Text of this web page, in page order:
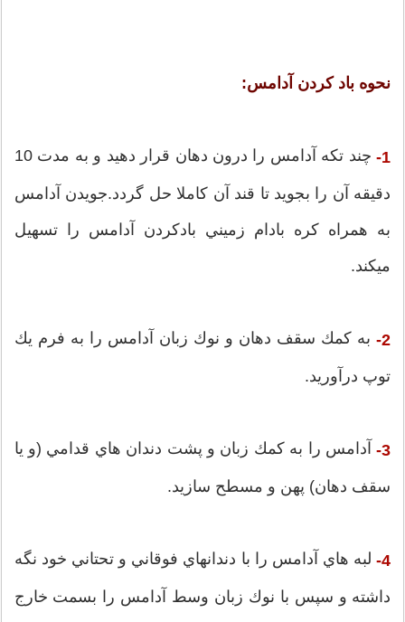
نحوه باد كردن آدامس:
1- چند تكه آدامس را درون دهان قرار دهيد و به مدت 10
دقيقه آن را بجويد تا قند آن كاملا حل گردد.جويدن آدامس
به همراه كره بادام زميني بادكردن آدامس را تسهيل
ميكند.
2- به كمك سقف دهان و نوك زبان آدامس را به فرم يك
توپ درآوريد.
3- آدامس را به كمك زبان و پشت دندان هاي قدامي (و يا
سقف دهان) پهن و مسطح سازيد.
4- لبه هاي آدامس را با دندانهاي فوقاني و تحتاني خود نگه
داشته و سپس با نوك زبان وسط آدامس را بسمت خارج